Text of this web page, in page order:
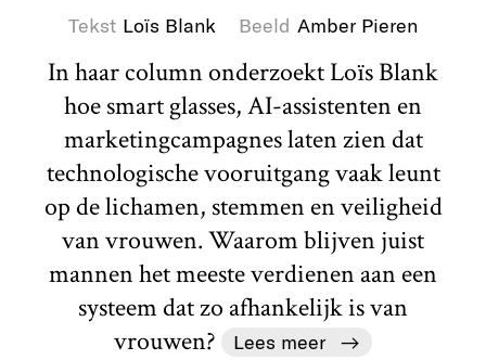
Tekst Loïs Blank Beeld Amber Pieren
In haar column onderzoekt Loïs Blank
hoe smart glasses, AI-assistenten en
marketingcampagnes laten zien dat
technologische vooruitgang vaak leunt
op de lichamen, stemmen en veiligheid
van vrouwen. Waarom blijven juist
mannen het meeste verdienen aan een
systeem dat zo afhankelijk is van
vrouwen?
Lees meer